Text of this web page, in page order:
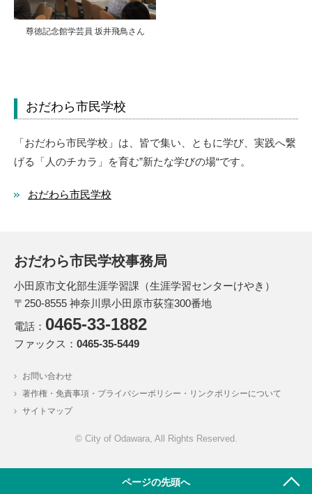
尊徳記念館学芸員 坂井飛鳥さん
おだわら市民学校
「おだわら市民学校」は、皆で集い、ともに学び、実践へ繋
げる「人のチカラ」を育む”新たな学びの場“です。
おだわら市民学校
ページの先頭へ
おだわら市民学校事務局
小田原市文化部生涯学習課（生涯学習センターけやき）
〒250-8555 神奈川県小田原市荻窪300番地
電話： 0465‐33‐1882
ファックス： 0465-35-5449
お問い合わせ
著作権・免責事項・プライバシーポリシー・リンクポリシーについて
サイトマップ
© City of Odawara, All Rights Reserved.